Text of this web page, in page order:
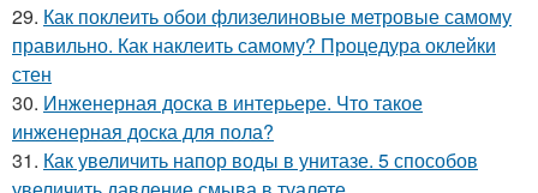
29. Как поклеить обои флизелиновые метровые самому
правильно. Как наклеить самому? Процедура оклейки
стен
30. Инженерная доска в интерьере. Что такое
инженерная доска для пола?
31. Как увеличить напор воды в унитазе. 5 способов